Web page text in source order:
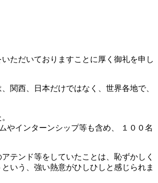
ただいておりますことに厚く御礼を申し
関西、日本だけではなく、世界各地で、
やインターンシップ等も含め、 １００名
テンド等をしていたことは、恥ずかしく
いう、強い熱意がひしひしと感じられま